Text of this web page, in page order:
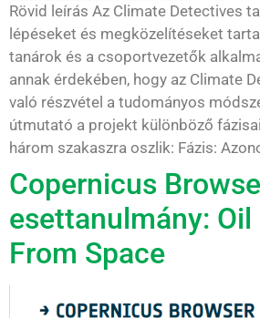
Rövid leírás Az Climate Detectives
lépéseket és megközelítéseket
tanárok és a csoportvezetők
annak érdekében, hogy az Climate
való részvétel a tudományos
útmutató a projekt különböző
három szakaszra oszlik: Fázis:
Copernicus
esettanulmány: Oil
From Space